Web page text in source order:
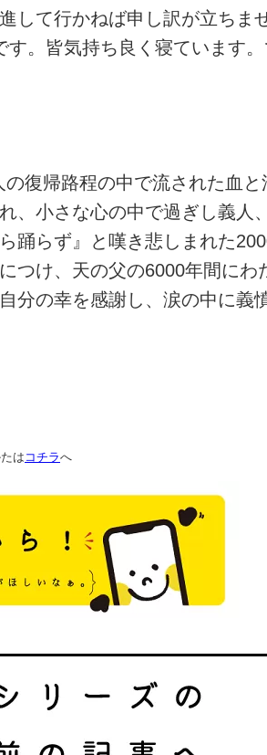
て行かねば申し訳が立ちま
。皆気持ち良く寝ています
復帰路程の中で流された血
、小さな心の中で過ぎし義人
踊らず』と嘆き悲しまれた
つけ、天の父の6000年間に
分の幸を感謝し、涙の中に義
は コチラへ